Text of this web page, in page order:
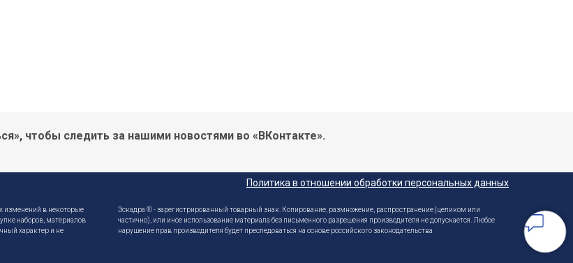
чтобы следить за нашими новостями во «ВКонтакте».
Политика в отношении обработки персональных данных
изменений в некоторые
наборов, материалов
характер и не
Эскадра ® - зарегистрированный товарный знак. Копирование, размножение, распространение (целиком или
частично), или иное использование материала без письменного разрешения производителя не допускается. Любое
нарушение прав производителя будет преследоваться на основе российского законодательства